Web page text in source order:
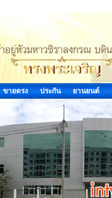
ขายตรง ประกัน ยานยนต์